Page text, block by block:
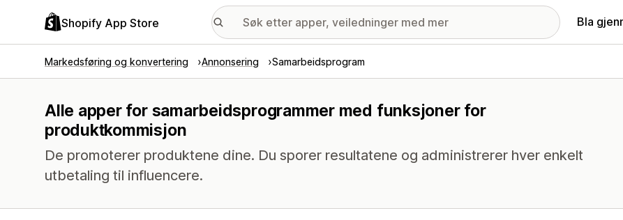
Shopify App Store Bla
Markedsføring og konvertering Annonsering Samarbeidsprogram
Alle apper for samarbeidsprogrammer med funksjoner for
produktkommisjon
De promoterer produktene dine. Du sporer resultatene og administrerer hver enkelt
utbetaling til influencere.